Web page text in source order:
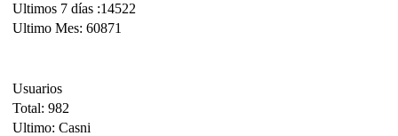
Ultimos 7 días :14522
Ultimo Mes: 60871
Usuarios
Total: 982
Ultimo: Casni